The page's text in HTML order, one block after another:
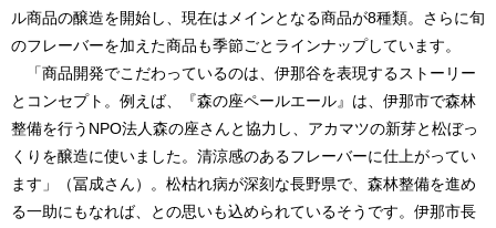
ル商品の醸造を開始し、現在はメインとなる商品が8種類。さらに旬
のフレーバーを加えた商品も季節ごとラインナップしています。
「商品開発でこだわっているのは、伊那谷を表現するストーリー
とコンセプト。例えば、『森の座ペールエール』は、伊那市で森林
整備を行うNPO法人森の座さんと協力し、アカマツの新芽と松ぼっ
くりを醸造に使いました。清涼感のあるフレーバーに仕上がってい
ます」（冨成さん）。松枯れ病が深刻な長野県で、森林整備を進め
る一助にもなれば、との思いも込められているそうです。伊那市長